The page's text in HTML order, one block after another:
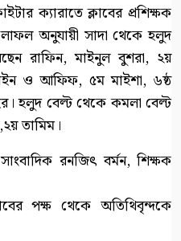
ক্যারাতে ক্লাবের প্রশিক্ষক
অনুযায়ী সাদা থেকে হলুদ
রাফিন, মাইনুল বুশরা, ২য়
ও আফিফ, ৫ম মাইশা, ৬ষ্ঠ
হলুদ বেল্ট থেকে কমলা বেল্ট
তামিম।
রনজিৎ বর্মন, শিক্ষক
পক্ষ থেকে অতিথিবৃন্দকে